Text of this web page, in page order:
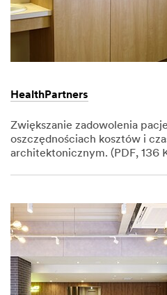
HealthPartners
Zwiększanie zadowolenia
oszczędnościach kosztów i
architektonicznym. (PDF, 136
1,